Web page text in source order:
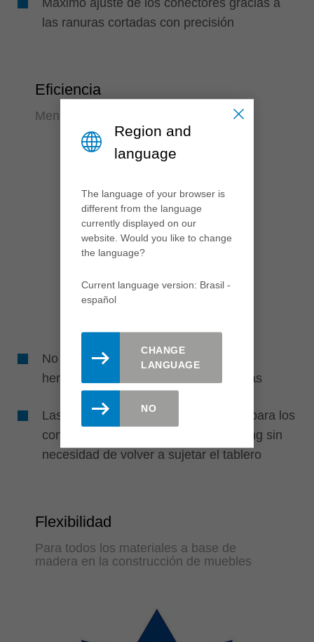
Máximo ajuste de los conectores gracias a
las ranuras cortadas con precisión
Eficiencia
Menos tiempo requerido
No requiere retrabajo gracias a las
herramientas perfectamente adaptadas
Las ranuras horizontales y verticales para los
conectores se cortan durante el nesting sin
necesidad de volver a sujetar el tablero
Flexibilidad
Para todos los materiales a base de
madera en la construcción de muebles
Region and
language
The language of your browser is
different from the language
currently displayed on our
website. Would you like to change
the language?
Current language version: Brasil -
español
CHANGE
LANGUAGE
NO